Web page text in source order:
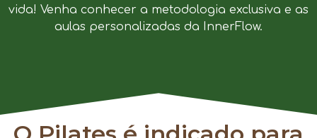
vida! Venha conhecer a metodologia exclusiva e as
aulas personalizadas da InnerFlow.